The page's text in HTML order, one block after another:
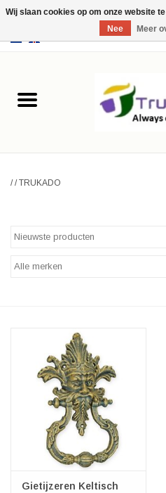
USD
Leer
Merchandise
Gothic Steampunk
Veronese Design
Giftware & Lifestyle &
Collectables
Bezoek ons
Nieuw
//TRUKADO
Gietijzeren Keltisch
Wij slaan cookies op om onze website
Nee
Meer